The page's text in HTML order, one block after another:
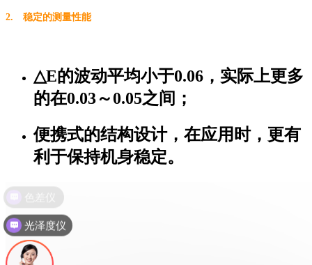
2. 稳定的测量性能
△E的波动平均小于0.06，实际上更多
的在0.03～0.05之间；
便携式的结构设计，在应用时，更有
利于保持机身稳定。
光泽度仪